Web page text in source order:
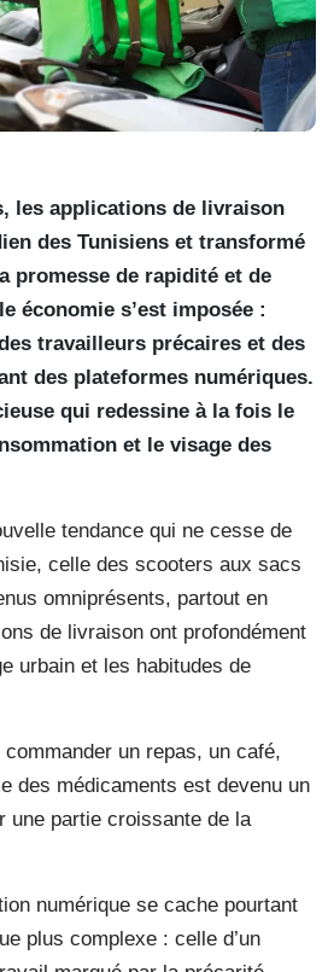
les applications de livraison
des Tunisiens et transformé
promesse de rapidité et de
économie s’est imposée :
travailleurs précaires et des
des plateformes numériques.
qui redessine à la fois le
et le visage des
tendance qui ne cesse de
celle des scooters aux sacs
omniprésents, partout en
de livraison ont profondément
urbain et les habitudes de
un repas, un café,
des médicaments est devenu un
une partie croissante de la
numérique se cache pourtant
plus complexe : celle d’un